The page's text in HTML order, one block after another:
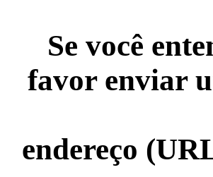
Se você
favor enviar
endereço